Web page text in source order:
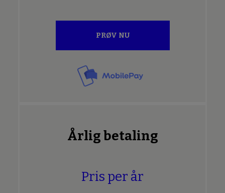
PRØV NU
Årlig betaling
Pris per år